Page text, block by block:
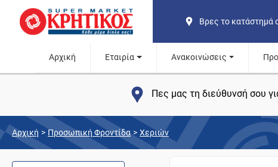
Βρες το κατάστημά
Αρχική Εταιρία Ανακοινώσεις
Πες μας τη διεύθυνσή σου
Αρχική > Προσωπική Φροντίδα > Χεριών